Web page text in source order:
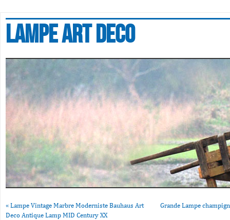
Lampe art deco
« Lampe Vintage Marbre Moderniste Bauhaus Art
Deco Antique Lamp MID Century XX
Grande Lampe